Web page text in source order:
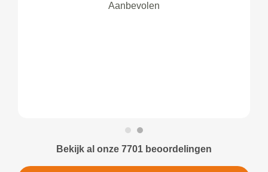
Aanbevolen
Bekijk al onze 7701 beoordelingen